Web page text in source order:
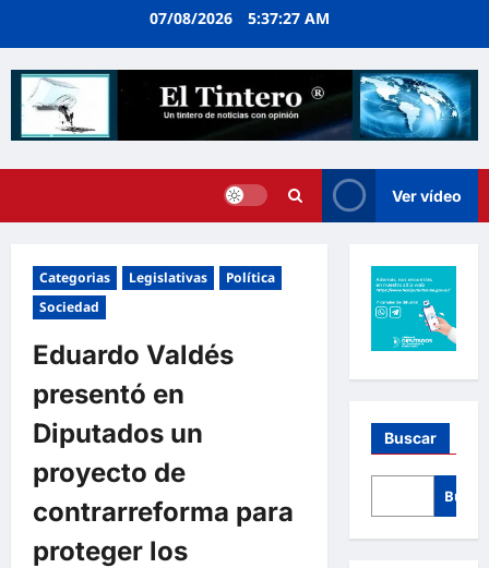
07/08/2026 5:37:28 AM
Ver vídeo
Categorias Legislativas
Política
Sociedad
Eduardo Valdés
presentó en
Diputados un
proyecto de
contrarreforma para
proteger los
Buscar